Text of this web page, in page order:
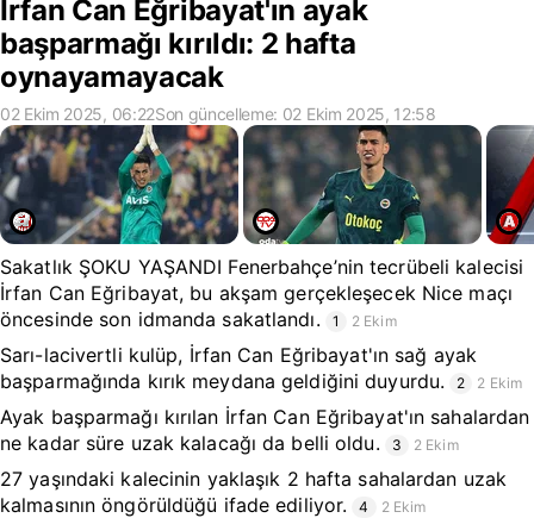
İrfan Can Eğribayat'ın ayak
başparmağı kırıldı: 2 hafta
oynayamayacak
02 Ekim 2025, 06:22Son güncelleme: 02 Ekim 2025, 12:58
Sakatlık ŞOKU YAŞANDI Fenerbahçe’nin tecrübeli kalecisi
İrfan Can Eğribayat, bu akşam gerçekleşecek Nice maçı
öncesinde son idmanda sakatlandı.
1 2 Ekim
Sarı-lacivertli kulüp, İrfan Can Eğribayat'ın sağ ayak
başparmağında kırık meydana geldiğini duyurdu.
2 2 Ekim
Ayak başparmağı kırılan İrfan Can Eğribayat'ın sahalardan
ne kadar süre uzak kalacağı da belli oldu.
3 2 Ekim
27 yaşındaki kalecinin yaklaşık 2 hafta sahalardan uzak
kalmasının öngörüldüğü ifade ediliyor.
4 2 Ekim